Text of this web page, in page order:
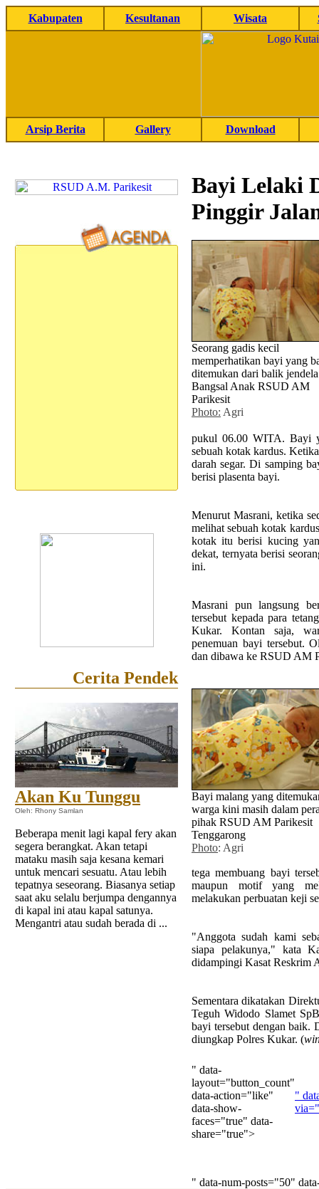
Kabupaten Kesultanan Wisata
Arsip Berita Gallery Download
Cerita Pendek
Akan Ku Tunggu
Oleh: Rhony Samlan
Beberapa menit lagi kapal fery akan
segera berangkat. Akan tetapi
mataku masih saja kesana kemari
untuk mencari sesuatu. Atau lebih
tepatnya seseorang. Biasanya setiap
saat aku selalu berjumpa dengannya
di kapal ini atau kapal satunya.
Mengantri atau sudah berada di ...
Bayi Lelaki
Pinggir
Seorang gadis kecil
memperhatikan bayi yang
ditemukan dari balik
Bangsal Anak RSUD AM
Parikesit
Photo: Agri
pukul 06.00 WITA. Bayi
sebuah kotak kardus.
darah segar. Di samping
berisi plasenta bayi.
Menurut Masrani, ketika
melihat sebuah kotak
kotak itu berisi kucing
dekat, ternyata berisi
ini.
Masrani pun langsung
tersebut kepada para
Kukar. Kontan saja,
penemuan bayi tersebut.
dan dibawa ke RSUD AM
Bayi malang yang
warga kini masih dalam
pihak RSUD AM Parikesit
Tenggarong
Photo: Agri
tega membuang bayi
maupun motif yang
melakukan perbuatan keji
"Anggota sudah kami
siapa pelakunya," kata
didampingi Kasat Reskrim
Sementara dikatakan
Teguh Widodo Slamet
bayi tersebut dengan baik.
diungkap Polres Kukar. (
" data-
layout="button_count"
data-action="like"
data-show-
faces="true" data-
share="true">
"
" data-num-posts="50"